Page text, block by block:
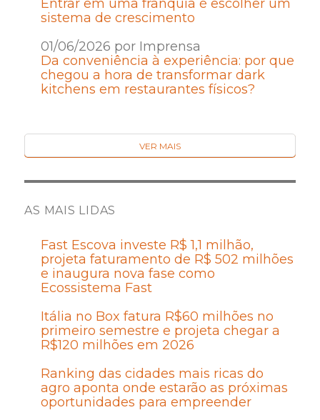
Entrar em uma franquia é escolher um
sistema de crescimento
01/06/2026 por Imprensa
Da conveniência à experiência: por que
chegou a hora de transformar dark
kitchens em restaurantes físicos?
VER MAIS
AS MAIS LIDAS
Fast Escova investe R$ 1,1 milhão,
projeta faturamento de R$ 502 milhões
e inaugura nova fase como
Ecossistema Fast
Itália no Box fatura R$60 milhões no
primeiro semestre e projeta chegar a
R$120 milhões em 2026
Ranking das cidades mais ricas do
agro aponta onde estarão as próximas
oportunidades para empreender